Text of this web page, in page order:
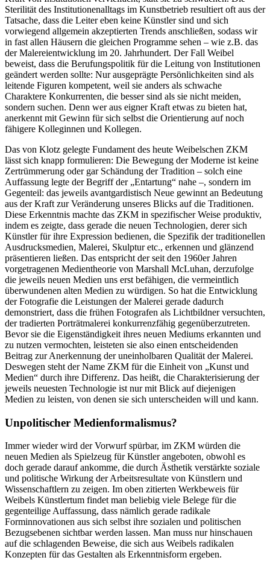
Sterilität des Institutionenalltags im Kunstbetrieb resultiert oft aus der
Tatsache, dass die Leiter eben keine Künstler sind und sich
vorwiegend allgemein akzeptierten Trends anschließen, sodass wir
in fast allen Häusern die gleichen Programme sehen – wie z.B. das
der Malereientwicklung im 20. Jahrhundert. Der Fall Weibel
beweist, dass die Berufungspolitik für die Leitung von Institutionen
geändert werden sollte: Nur ausgeprägte Persönlichkeiten sind als
leitende Figuren kompetent, weil sie anders als schwache
Charaktere Konkurrenten, die besser sind als sie nicht meiden,
sondern suchen. Denn wer aus eigner Kraft etwas zu bieten hat,
anerkennt mit Gewinn für sich selbst die Orientierung auf noch
fähigere Kolleginnen und Kollegen.
Das von Klotz gelegte Fundament des heute Weibelschen ZKM
lässt sich knapp formulieren: Die Bewegung der Moderne ist keine
Zertrümmerung oder gar Schändung der Tradition – solch eine
Auffassung legte der Begriff der „Entartung“ nahe –, sondern im
Gegenteil: das jeweils avantgardistisch Neue gewinnt an Bedeutung
aus der Kraft zur Veränderung unseres Blicks auf die Traditionen.
Diese Erkenntnis machte das ZKM in spezifischer Weise produktiv,
indem es zeigte, dass gerade die neuen Technologien, derer sich
Künstler für ihre Expression bedienen, die Spezifik der traditionellen
Ausdrucksmedien, Malerei, Skulptur etc., erkennen und glänzend
präsentieren ließen. Das entspricht der seit den 1960er Jahren
vorgetragenen Medientheorie von Marshall McLuhan, derzufolge
die jeweils neuen Medien uns erst befähigen, die vermeintlich
überwundenen alten Medien zu würdigen. So hat die Entwicklung
der Fotografie die Leistungen der Malerei gerade dadurch
demonstriert, dass die frühen Fotografen als Lichtbildner versuchten,
der tradierten Porträtmalerei konkurrenzfähig gegenüberzutreten.
Bevor sie die Eigenständigkeit ihres neuen Mediums erkannten und
zu nutzen vermochten, leisteten sie also einen entscheidenden
Beitrag zur Anerkennung der uneinholbaren Qualität der Malerei.
Deswegen steht der Name ZKM für die Einheit von „Kunst und
Medien“ durch ihre Differenz. Das heißt, die Charakterisierung der
jeweils neuesten Technologie ist nur mit Blick auf diejenigen
Medien zu leisten, von denen sie sich unterscheiden will und kann.
Unpolitischer Medienformalismus?
Immer wieder wird der Vorwurf spürbar, im ZKM würden die
neuen Medien als Spielzeug für Künstler angeboten, obwohl es
doch gerade darauf ankomme, die durch Ästhetik verstärkte soziale
und politische Wirkung der Arbeitsresultate von Künstlern und
Wissenschaftlern zu zeigen. Im oben zitierten Werkbeweis für
Weibels Künstlertum findet man beliebig viele Belege für die
gegenteilige Auffassung, dass nämlich gerade radikale
Forminnovationen aus sich selbst ihre sozialen und politischen
Bezugsebenen sichtbar werden lassen. Man muss nur hinschauen
auf die schlagenden Beweise, die sich aus Weibels radikalen
Konzepten für das Gestalten als Erkenntnisform ergeben.